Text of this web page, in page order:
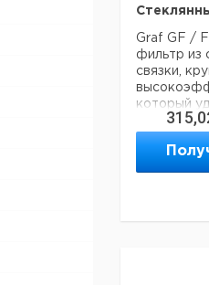
по
Вес нетто:
Данные
данные
Graf GF /
фильтр из
связки,
который
до 0,7
фильтров
имеет
жесткой